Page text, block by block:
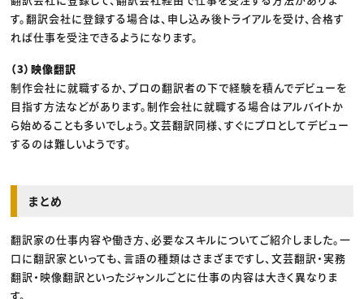
す。翻訳会社に登録する場合は、申し込み後トライアルを受け、合格す
れば仕事を受注できるようになります。
（3）映像翻訳
制作会社に就職するか、プロの翻訳者の下で経験を積んでデビューを
目指す方法などがあります。制作会社に就職する場合はアルバイトか
ら始めることも多いでしょう。文芸翻訳同様、すぐにプロとしてデビュー
するのは難しいようです。
まとめ
翻訳家の仕事内容や働き方、必要なスキルについてご紹介しました。一
口に翻訳家といっても、言語の種類はさまざまですし、文芸翻訳・実務
翻訳・映像翻訳といったジャンルごとに仕事の内容は大きく異なりま
す。